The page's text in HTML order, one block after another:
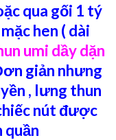
qua gối 1 tý
hen ( dài
umi dầy dặn
giản nhưng
, lưng thun
nút được
quần